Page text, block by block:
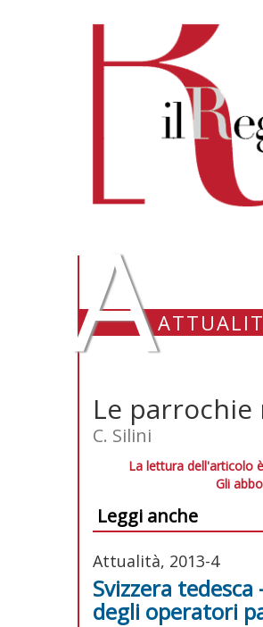
A
Le parrochie
C. Silini
La lettura dell'articolo
Gli
Leggi anche
Attualità, 2013-4
Svizzera
degli operatori